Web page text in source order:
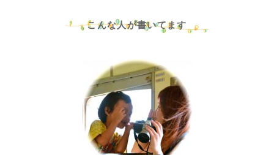
こんな人が書いてます